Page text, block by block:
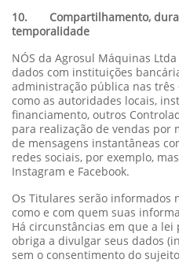
10. Compartilhamento,
temporalidade
NÓS da Agrosul Máquinas
dados com instituições
administração pública nas três
como as autoridades locais,
financiamento, outros
para realização de vendas por
de mensagens instantâneas
redes sociais, por exemplo,
Instagram e Facebook.
Os Titulares serão informados
como e com quem suas
Há circunstâncias em que a
obriga a divulgar seus dados
sem o consentimento do